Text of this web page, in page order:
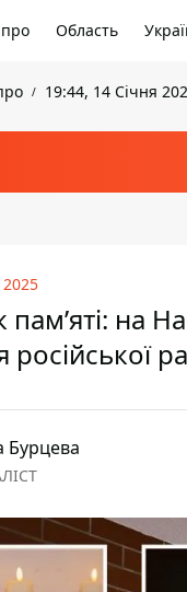
Область
19:44, 14 Січня
2025
пам’яті: на
російської
Бурцева